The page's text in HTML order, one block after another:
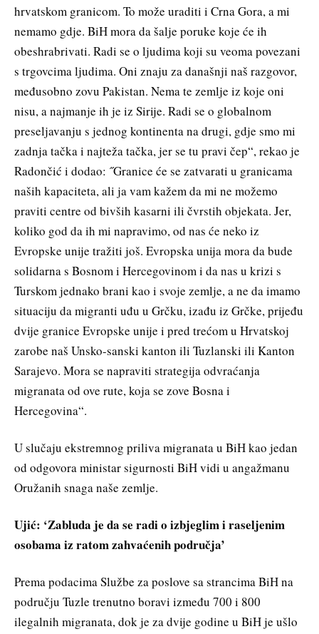
hrvatskom granicom. To može uraditi i Crna Gora, a mi
nemamo gdje. BiH mora da šalje poruke koje će ih
obeshrabrivati. Radi se o ljudima koji su veoma povezani
s trgovcima ljudima. Oni znaju za današnji naš razgovor,
međusobno zovu Pakistan. Nema te zemlje iz koje oni
nisu, a najmanje ih je iz Sirije. Radi se o globalnom
preseljavanju s jednog kontinenta na drugi, gdje smo mi
zadnja tačka i najteža tačka, jer se tu pravi čep“, rekao je
Radončić i dodao: ˝Granice će se zatvarati u granicama
naših kapaciteta, ali ja vam kažem da mi ne možemo
praviti centre od bivših kasarni ili čvrstih objekata. Jer,
koliko god da ih mi napravimo, od nas će neko iz
Evropske unije tražiti još. Evropska unija mora da bude
solidarna s Bosnom i Hercegovinom i da nas u krizi s
Turskom jednako brani kao i svoje zemlje, a ne da imamo
situaciju da migranti uđu u Grčku, izađu iz Grčke, prijeđu
dvije granice Evropske unije i pred trećom u Hrvatskoj
zarobe naš Unsko-sanski kanton ili Tuzlanski ili Kanton
Sarajevo. Mora se napraviti strategija odvraćanja
migranata od ove rute, koja se zove Bosna i
Hercegovina“.
U slučaju ekstremnog priliva migranata u BiH kao jedan
od odgovora ministar sigurnosti BiH vidi u angažmanu
Oružanih snaga naše zemlje.
Ujić: ‘Zabluda je da se radi o izbjeglim i raseljenim
osobama iz ratom zahvaćenih područja’
Prema podacima Službe za poslove sa strancima BiH na
području Tuzle trenutno boravi između 700 i 800
ilegalnih migranata, dok je za dvije godine u BiH je ušlo